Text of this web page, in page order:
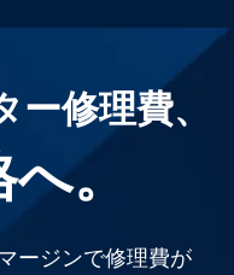
修理費、
。
ージンで修理費が